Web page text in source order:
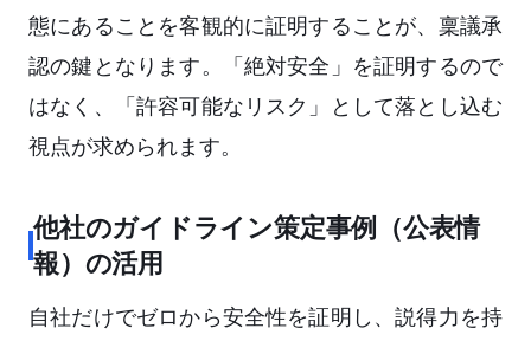
態にあることを客観的に証明することが、稟議承
認の鍵となります。「絶対安全」を証明するので
はなく、「許容可能なリスク」として落とし込む
視点が求められます。
他社のガイドライン策定事例（公表情
報）の活用
自社だけでゼロから安全性を証明し、説得力を持